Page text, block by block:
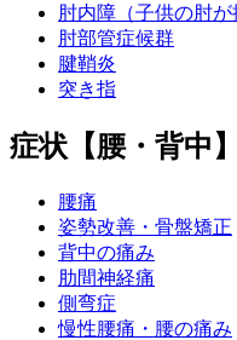
肘内障（子供の肘が
肘部管症候群
腱鞘炎
突き指
症状【腰・背中】
腰痛
姿勢改善・骨盤矯正
背中の痛み
肋間神経痛
側弯症
慢性腰痛・腰の痛み